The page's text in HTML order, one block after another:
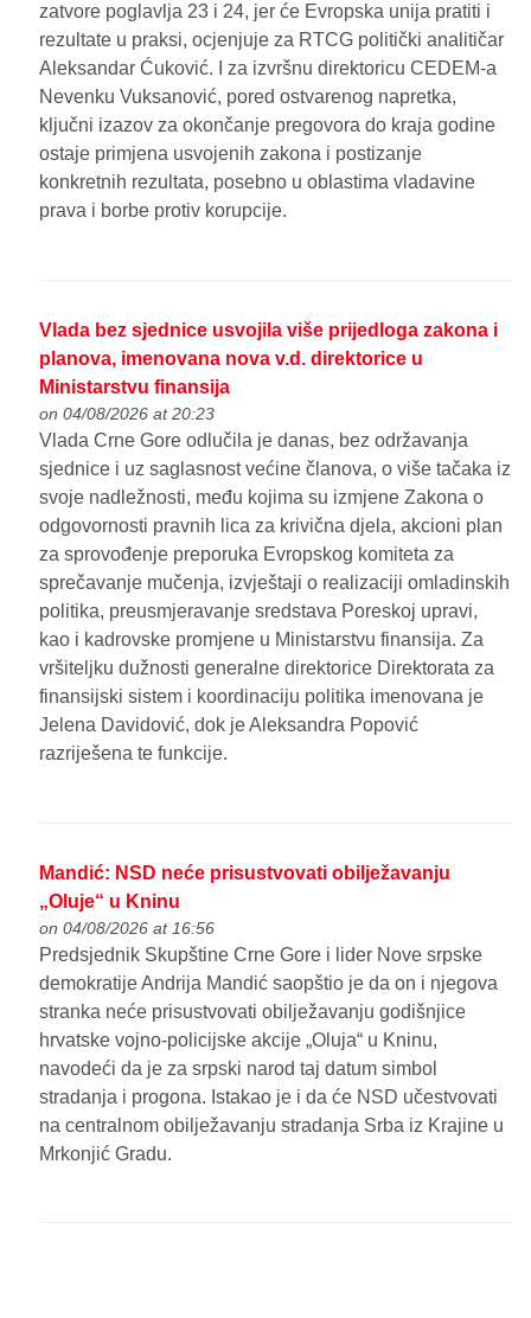
zatvore poglavlja 23 i 24, jer će Evropska unija pratiti i
rezultate u praksi, ocjenjuje za RTCG politički analitičar
Aleksandar Ćuković. I za izvršnu direktoricu CEDEM-a
Nevenku Vuksanović, pored ostvarenog napretka,
ključni izazov za okončanje pregovora do kraja godine
ostaje primjena usvojenih zakona i postizanje
konkretnih rezultata, posebno u oblastima vladavine
prava i borbe protiv korupcije.
Vlada bez sjednice usvojila više prijedloga zakona i
planova, imenovana nova v.d. direktorice u
Ministarstvu finansija
on 04/08/2026 at 20:23
Vlada Crne Gore odlučila je danas, bez održavanja
sjednice i uz saglasnost većine članova, o više tačaka iz
svoje nadležnosti, među kojima su izmjene Zakona o
odgovornosti pravnih lica za krivična djela, akcioni plan
za sprovođenje preporuka Evropskog komiteta za
sprečavanje mučenja, izvještaji o realizaciji omladinskih
politika, preusmjeravanje sredstava Poreskoj upravi,
kao i kadrovske promjene u Ministarstvu finansija. Za
vršiteljku dužnosti generalne direktorice Direktorata za
finansijski sistem i koordinaciju politika imenovana je
Jelena Davidović, dok je Aleksandra Popović
razriješena te funkcije.
Mandić: NSD neće prisustvovati obilježavanju
„Oluje“ u Kninu
on 04/08/2026 at 16:56
Predsjednik Skupštine Crne Gore i lider Nove srpske
demokratije Andrija Mandić saopštio je da on i njegova
stranka neće prisustvovati obilježavanju godišnjice
hrvatske vojno-policijske akcije „Oluja“ u Kninu,
navodeći da je za srpski narod taj datum simbol
stradanja i progona. Istakao je i da će NSD učestvovati
na centralnom obilježavanju stradanja Srba iz Krajine u
Mrkonjić Gradu.